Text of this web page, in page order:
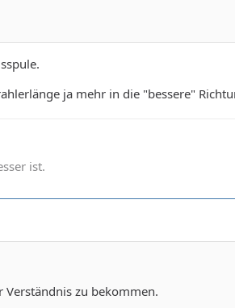
ja mehr in die "bessere"
ist.
zu bekommen.